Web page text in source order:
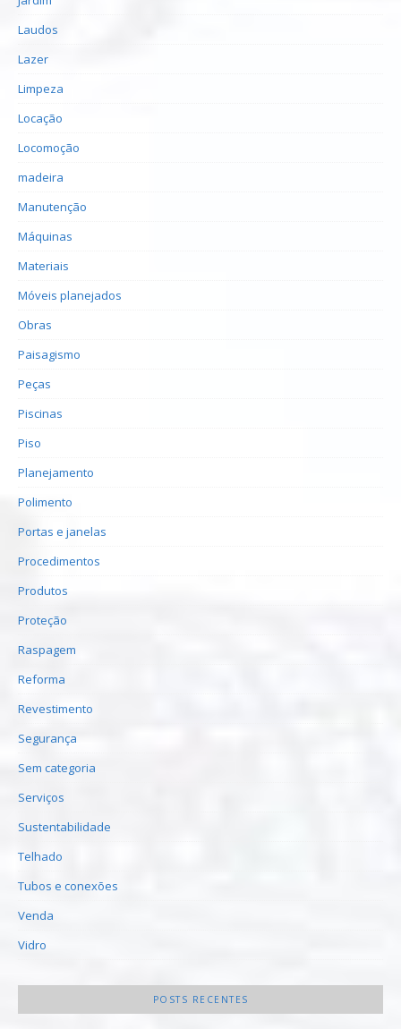
Laudos
Lazer
Limpeza
Locação
Locomoção
madeira
Manutenção
Máquinas
Materiais
Móveis planejados
Obras
Paisagismo
Peças
Piscinas
Piso
Planejamento
Polimento
Portas e janelas
Procedimentos
Produtos
Proteção
Raspagem
Reforma
Revestimento
Segurança
Sem categoria
Serviços
Sustentabilidade
Telhado
Tubos e conexões
Venda
Vidro
POSTS RECENTES